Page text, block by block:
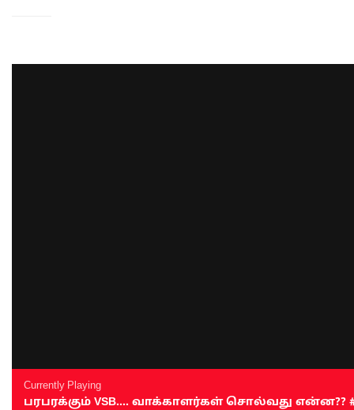
Currently Playing
பரபரக்கும் VSB.... வாக்காளர்கள் சொல்வது என்ன??